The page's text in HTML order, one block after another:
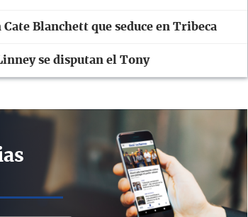
Blanchett que seduce en Tribeca
se disputan el Tony